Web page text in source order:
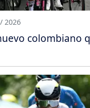
2026
colombiano